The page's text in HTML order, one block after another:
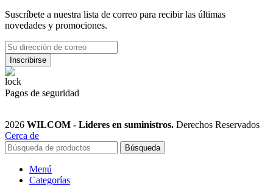
Suscríbete a nuestra lista de correo para recibir las últimas
novedades y promociones.
Pagos de seguridad
2026 WILCOM - Lideres en suministros. Derechos Reservados
Cerca de
Búsqueda
Menú
Categorías